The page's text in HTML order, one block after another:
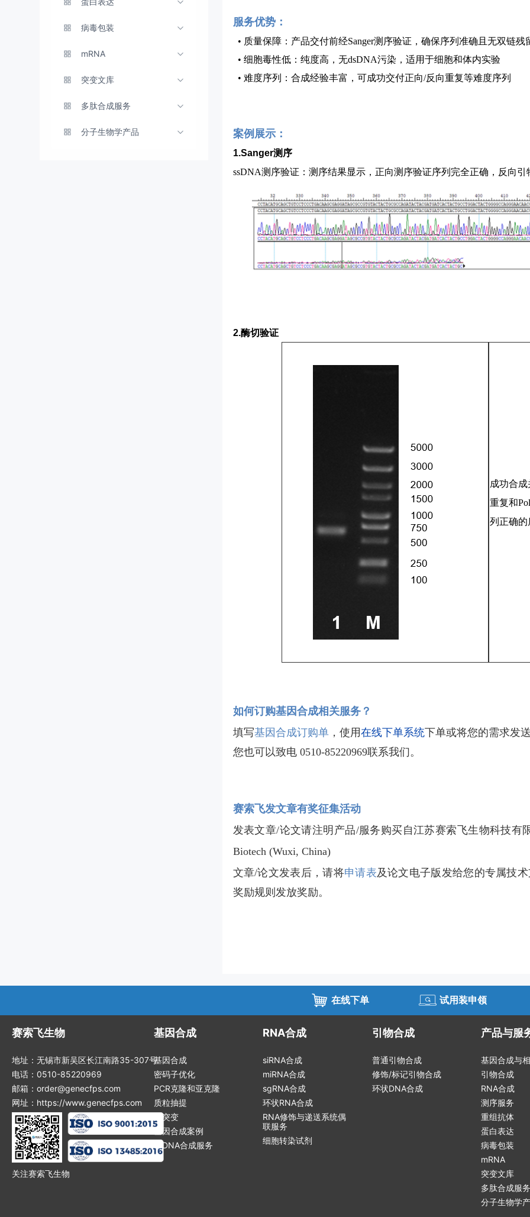
病毒包装
mRNA
突变文库
多肽合成服务
分子生物学产品
服务优势：
• 质量保障：产品交付前经Sanger测序验证，确保序列准确且无双链残
• 细胞毒性低：纯度高，无dsDNA污染，适用于细胞和体内实验
• 难度序列：合成经验丰富，可成功交付正向/反向重复等难度序列
案例展示：
1.Sanger测序
ssDNA测序验证：测序结果显示，正向测序验证序列完全正确，反向
2.酶切验证
成功合
重复和
列正确的
如何订购基因合成相关服务？
填写基因合成订购单，使用在线下单系统下单或将您的需求发
您也可以致电 0510-85220969联系我们。
赛索飞发文章有奖征集活动
发表文章/论文请注明产品/服务购买自江苏赛索飞生物科技有
Biotech (Wuxi, China)
文章/论文发表后，请将申请表及论文电子版发给您的专属技
奖励规则发放奖励。
在线下单 试用装申领
赛索飞生物
地址：无锡市新吴区长江南路35-307号
电话：0510-85220969
邮箱：order@genecfps.com
网址：https://www.genecfps.com
关注赛索飞生物
基因合成
基因合成
密码子优化
PCR克隆和亚克隆
质粒抽提
点突变
基因合成案例
ssDNA合成服务
RNA合成
siRNA合成
miRNA合成
sgRNA合成
环状RNA合成
RNA修饰与递送系统偶
联服务
细胞转染试剂
引物合成
普通引物合成
修饰/标记引物合成
环状DNA合成
产品与服
基因合成与
引物合成
RNA合成
测序服务
重组抗体
蛋白表达
病毒包装
mRNA
突变文库
多肽合成服
分子生物学